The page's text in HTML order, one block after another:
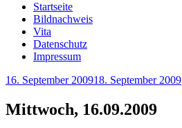
Startseite
Bildnachweis
Vita
Datenschutz
Impressum
Veröffentlicht
16. September 200918. September 2009
Mittwoch, 16.09.2009